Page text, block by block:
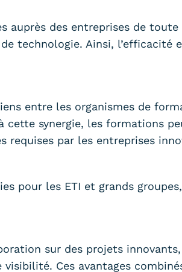
auprès des entreprises de
technologie. Ainsi, l’efficacité
entre les organismes de
synergie, les formations
requises par les entreprises
pour les ETI et grands
sur des projets
Ces avantages